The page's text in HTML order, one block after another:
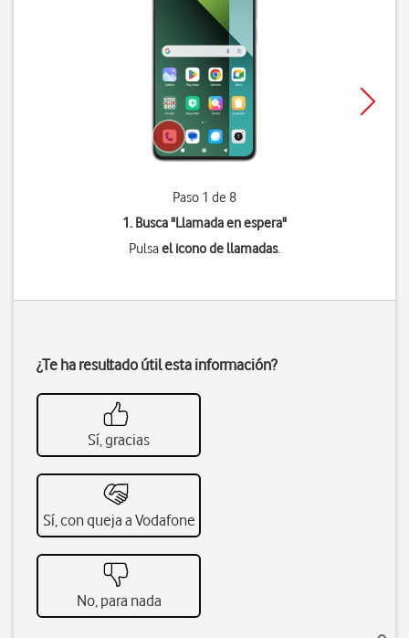
Paso 1 de 8
1. Busca "Llamada en espera"
Pulsael icono de llamadas.
¿Te ha resultado útil esta información?
Sí, gracias
Sí, con queja a Vodafone
No, para nada